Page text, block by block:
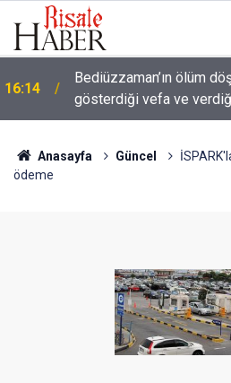
14:57
Meta'ya çocuk güvenliği
milyon dolar ödeyecek
Anasayfa Güncel
ödeme